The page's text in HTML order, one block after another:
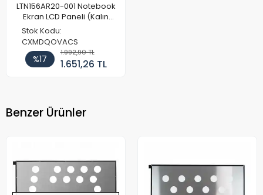
LTN156AR20-001 Notebook
Ekran LCD Paneli (Kalın
Kasa)
Stok Kodu:
CXMDQOVACS
%17
1.992,90 TL
1.651,26 TL
Benzer Ürünler